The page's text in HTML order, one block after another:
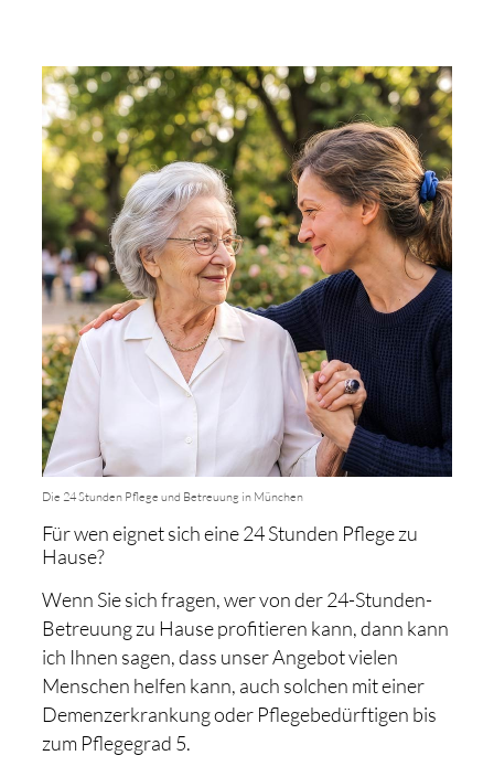
Die 24 Stunden Pflege und Betreuung in München
Für wen eignet sich eine 24 Stunden Pflege zu
Hause?
Wenn Sie sich fragen, wer von der 24-Stunden-
Betreuung zu Hause profitieren kann, dann kann
ich Ihnen sagen, dass unser Angebot vielen
Menschen helfen kann, auch solchen mit einer
Demenzerkrankung oder Pflegebedürftigen bis
zum Pflegegrad 5.